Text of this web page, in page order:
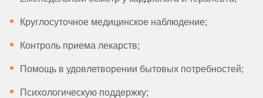
Круглосуточное медицинское наблюдение;
Контроль приема лекарств;
Помощь в удовлетворении бытовых потребностей;
Психологическую поддержку;